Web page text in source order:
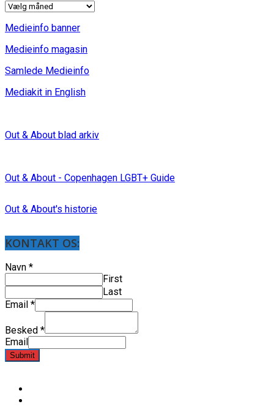
INDLÆG
Medieinfo banner
Medieinfo magasin
Samlede Medieinfo
Mediakit in English
Out & About blad arkiv
Out & About - Copenhagen LGBT+ Guide
Out & About's historie
KONTAKT OS:
Navn *
First
Last
Email *
Besked *
Email
Submit